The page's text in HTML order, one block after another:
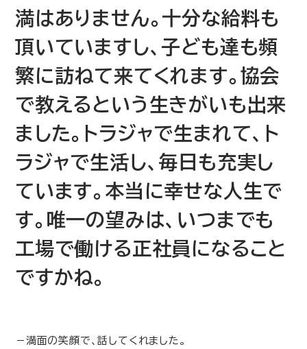
満はありません。十分な給料も
頂いていますし、子ども達も頻
繁に訪ねて来てくれます。協会
で教えるという生きがいも出来
ました。トラジャで生まれて、ト
ラジャで生活し、毎日も充実し
ています。本当に幸せな人生で
す。唯一の望みは、いつまでも
工場で働ける正社員になること
ですかね。
－満面の笑顔で、話してくれました。